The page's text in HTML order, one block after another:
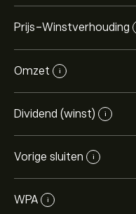
Prijs-Winstverhouding
Omzet i
Dividend (winst) i
Vorige sluiten i
WPA i